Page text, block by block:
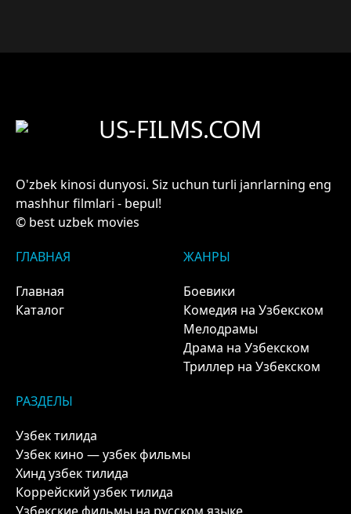
US-FILMS.COM
O'zbek kinosi dunyosi. Siz uchun turli janrlarning eng
mashhur filmlari - bepul!
© best uzbek movies
ГЛАВНАЯ
Главная
Каталог
ЖАНРЫ
Боевики
Комедия на Узбекском
Мелодрамы
Драма на Узбекском
Триллер на Узбекском
РАЗДЕЛЫ
Узбек тилида
Узбек кино — узбек фильмы
Хинд узбек тилида
Коррейский узбек тилида